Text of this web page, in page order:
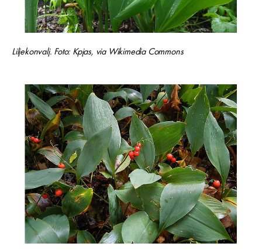
Liljekonvalj. Foto: Kpjas, via Wikimedia Commons